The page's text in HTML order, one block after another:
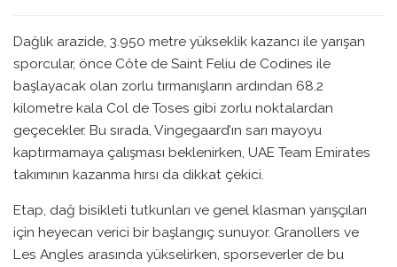
Dağlık arazide, 3.950 metre yükseklik kazancı ile yarışan
sporcular, önce Côte de Saint Feliu de Codines ile
başlayacak olan zorlu tırmanışların ardından 68.2
kilometre kala Col de Toses gibi zorlu noktalardan
geçecekler. Bu sırada, Vingegaard’ın sarı mayoyu
kaptırmamaya çalışması beklenirken, UAE Team Emirates
takımının kazanma hırsı da dikkat çekici.
Etap, dağ bisikleti tutkunları ve genel klasman yarışçıları
için heyecan verici bir başlangıç sunuyor. Granollers ve
Les Angles arasında yükselirken, sporseverler de bu